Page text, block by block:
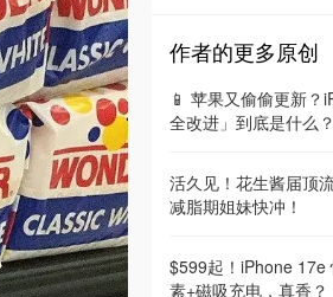
作者的更多原创
📱 苹果又偷偷更新
全改进」到底是什么？
活久见！花生酱届顶
减脂期姐妹快冲！
$599起！iPhone 17e
素+磁吸充电，真香？